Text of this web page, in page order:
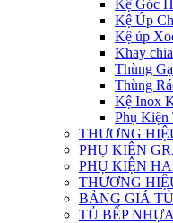
Kệ Góc
Kệ Úp
Kệ úp
Khay
Thùng
Thùng
Kệ Inox
Phụ Kiện
THƯƠNG
PHỤ KIỆN
PHỤ KIỆN
THƯƠNG
BẢNG GIÁ
TỦ BẾP NHỰA